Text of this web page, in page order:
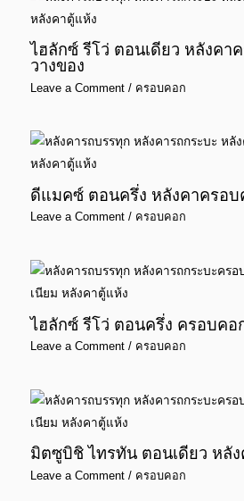
ไฮลักซ์ รีโว่ ตอนเดียว หลังคา
วางของ
Leave a Comment / ครอบคอก
ดีแมคซ์ ตอนครึ่ง หลังคาครอบ
Leave a Comment / ครอบคอก
ไฮลักซ์ รีโว่ ตอนครึ่ง ครอบคอ
Leave a Comment / ครอบคอก
มิตซูบิชิ ไทรทัน ตอนเดียว หลั
Leave a Comment / ครอบคอก